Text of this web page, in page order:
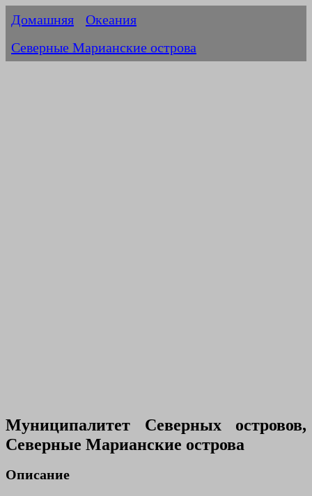
Домашняя
Океания
Северные Марианские острова
Муниципалитет Северных островов,
Северные Марианские острова
Описание